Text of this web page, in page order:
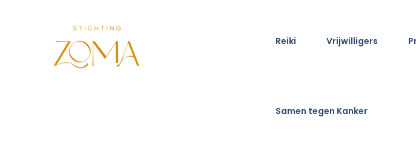
Reiki Vrijwilligers
Samen tegen Kanker